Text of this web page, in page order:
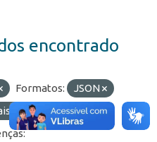
encontrado
Formatos:
JSON
Estrangeiros